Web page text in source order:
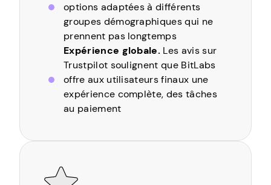
options adaptées à différents
groupes démographiques qui ne
prennent pas longtemps
Expérience globale. Les avis sur
Trustpilot soulignent que BitLabs
offre aux utilisateurs finaux une
expérience complète, des tâches
au paiement